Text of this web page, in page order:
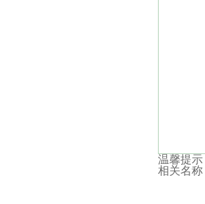
温馨提
相关名